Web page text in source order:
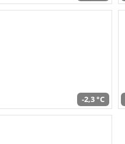
-2,3 °C